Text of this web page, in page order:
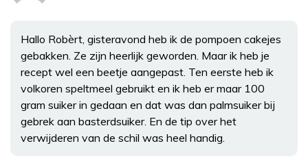
Hallo Robèrt, gisteravond heb ik de pompoen cakejes
gebakken. Ze zijn heerlijk geworden. Maar ik heb je
recept wel een beetje aangepast. Ten eerste heb ik
volkoren speltmeel gebruikt en ik heb er maar 100
gram suiker in gedaan en dat was dan palmsuiker bij
gebrek aan basterdsuiker. En de tip over het
verwijderen van de schil was heel handig.